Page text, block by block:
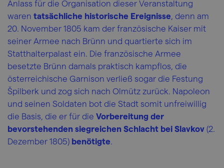
Anlass für die Organisation dieser Veranstaltung
waren tatsächliche historische Ereignisse , denn am
20. November 1805 kam der französische Kaiser mit
seiner Armee nach Brünn und quartierte sich im
Statthalterpalast ein. Die französische Armee
besetzte Brünn damals praktisch kampflos, die
österreichische Garnison verließ sogar die Festung
Špilberk und zog sich nach Olmütz zurück. Napoleon
und seinen Soldaten bot die Stadt somit unfreiwillig
die Basis, die er für die Vorbereitung der
bevorstehenden siegreichen Schlacht bei Slavkov (2.
Dezember 1805) benötigte.